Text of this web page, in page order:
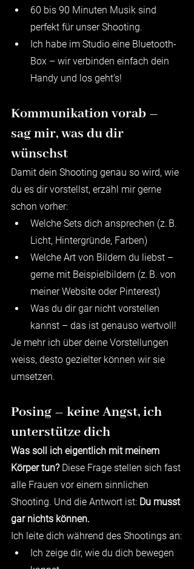
60 bis 90 Minuten Musik sind
perfekt für unser Shooting.
Ich habe im Studio eine Bluetooth-
Box – wir verbinden einfach dein
Handy und los geht’s!
Kommunikation vorab –
sag mir, was du dir
wünschst
Damit dein Shooting genau so wird, wie
du es dir vorstellst, erzähl mir gerne
schon vorher:
Welche Sets dich ansprechen (z. B.
Licht, Hintergründe, Farben)
Welche Art von Bildern du liebst –
gerne mit Beispielbildern (z. B. von
meiner Website oder Pinterest)
Was du dir gar nicht vorstellen
kannst – das ist genauso wertvoll!
Je mehr ich über deine Vorstellungen
weiss, desto gezielter können wir sie
umsetzen.
Posing – keine Angst, ich
unterstütze dich
Was soll ich eigentlich mit meinem
Körper tun? Diese Frage stellen sich fast
alle Frauen vor einem sinnlichen
Shooting. Und die Antwort ist: Du musst
gar nichts können.
Ich leite dich während des Shootings an:
Ich zeige dir, wie du dich bewegen